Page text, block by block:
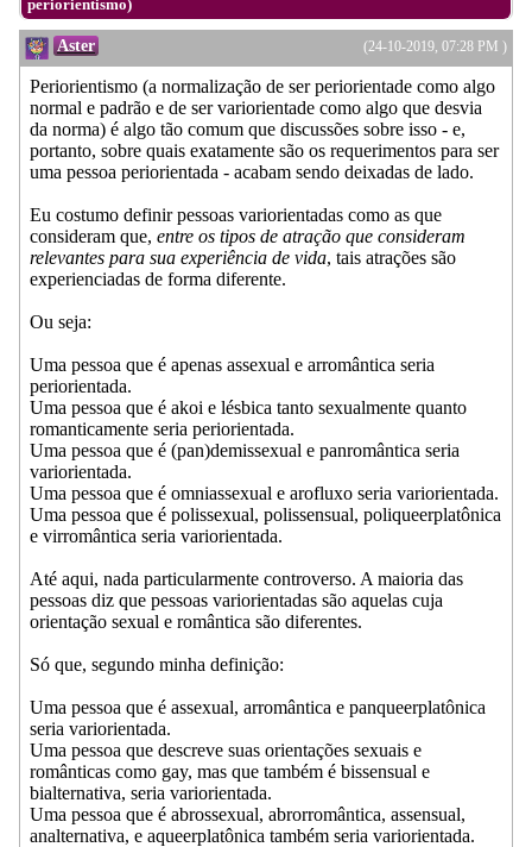
periorientismo)
(24-10-2019, 07:28 PM )
Aster
Periorientismo (a normalização de ser periorientade como algo
normal e padrão e de ser variorientade como algo que desvia
da norma) é algo tão comum que discussões sobre isso - e,
portanto, sobre quais exatamente são os requerimentos para ser
uma pessoa periorientada - acabam sendo deixadas de lado.
Eu costumo definir pessoas variorientadas como as que
consideram que, entre os tipos de atração que consideram
relevantes para sua experiência de vida, tais atrações são
experienciadas de forma diferente.
Ou seja:
Uma pessoa que é apenas assexual e arromântica seria
periorientada.
Uma pessoa que é akoi e lésbica tanto sexualmente quanto
romanticamente seria periorientada.
Uma pessoa que é (pan)demissexual e panromântica seria
variorientada.
Uma pessoa que é omniassexual e arofluxo seria variorientada.
Uma pessoa que é polissexual, polissensual, poliqueerplatônica
e virromântica seria variorientada.
Até aqui, nada particularmente controverso. A maioria das
pessoas diz que pessoas variorientadas são aquelas cuja
orientação sexual e romântica são diferentes.
Só que, segundo minha definição:
Uma pessoa que é assexual, arromântica e panqueerplatônica
seria variorientada.
Uma pessoa que descreve suas orientações sexuais e
românticas como gay, mas que também é bissensual e
bialternativa, seria variorientada.
Uma pessoa que é abrossexual, abrorromântica, assensual,
analternativa, e aqueerplatônica também seria variorientada.